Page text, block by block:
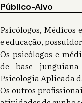
Público-Alvo
Psicólogos, Médicos
e educação,
Os psicólogos e
de base
Psicologia Aplicada
Os outros